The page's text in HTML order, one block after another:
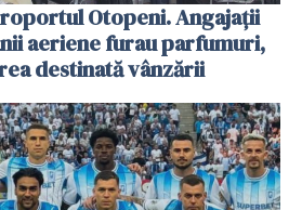
Otopeni. Angajații
aeriene furau parfumuri,
destinată vânzării